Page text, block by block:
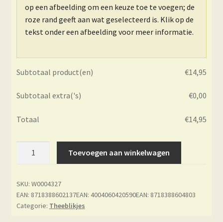
op een afbeelding om een keuze toe te voegen; de
roze rand geeft aan wat geselecteerd is. Klik op de
tekst onder een afbeelding voor meer informatie.
Subtotaal product(en) €14,95
Subtotaal extra('s) €0,00
Totaal €14,95
Celadon
-
Hérons
Toevoegen aan winkelwagen
SKU: W0004327
EAN: 8718388602137EAN: 4004060420590EAN: 8718388604803
Categorie: Theeblikjes